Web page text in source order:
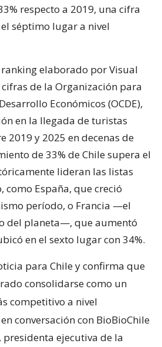
respecto a 2019, una cifra
séptimo lugar a nivel
elaborado por Visual
de la Organización para
Económicos (OCDE),
en la llegada de turistas
2019 y 2025 en decenas de
de 33% de Chile supera el
lideran las listas
como España, que creció
período, o Francia —el
del planeta—, que aumentó
en el sexto lugar con 34%.
para Chile y confirma que
consolidarse como un
competitivo a nivel
conversación con BioBioChile
, presidenta ejecutiva de la